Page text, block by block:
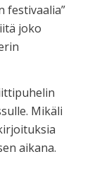
festivaalia”
joko
Mikäli
aikana.